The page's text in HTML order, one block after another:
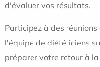
d'évaluer vos résultats.
Participez à des
l'équipe de diététiciens
préparer votre retour à